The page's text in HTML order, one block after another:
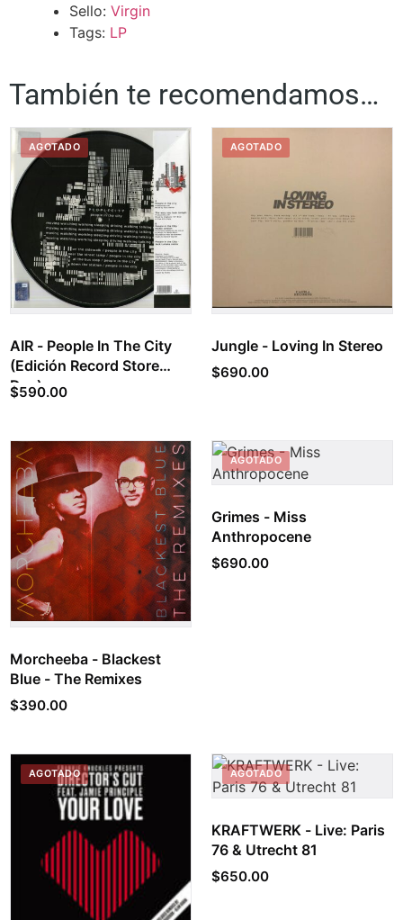
Sello: Virgin
Tags: LP
También te recomendamos…
AGOTADO
AIR - People In The City
(Edición Record Store
Day)
$590.00
AGOTADO
Jungle - Loving In Stereo
$690.00
Morcheeba - Blackest
Blue - The Remixes
$390.00
AGOTADO
Grimes - Miss
Anthropocene
$690.00
AGOTADO AGOTADO
KRAFTWERK - Live: Paris
76 & Utrecht 81
$650.00